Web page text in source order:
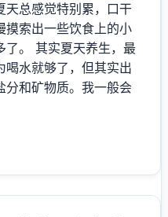
天总感觉特别累，口干
摸索出一些饮食上的小
了。 其实夏天养生，最
水就够了，但其实出
分和矿物质。我一般会